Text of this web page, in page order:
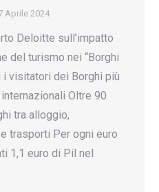
Aprile 2024
Deloitte sull’impatto
del turismo nei “Borghi
i visitatori dei Borghi più
Oltre 90
tra alloggio,
trasporti Per ogni euro
1,1 euro di Pil nel